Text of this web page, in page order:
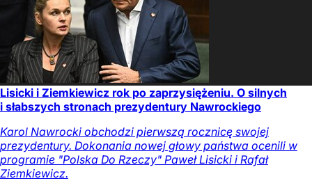
Lisicki i Ziemkiewicz rok po zaprzysiężeniu. O silnych
i słabszych stronach prezydentury Nawrockiego
Karol Nawrocki obchodzi pierwszą rocznicę swojej
prezydentury. Dokonania nowej głowy państwa ocenili w
programie "Polska Do Rzeczy" Paweł Lisicki i Rafał
Ziemkiewicz.